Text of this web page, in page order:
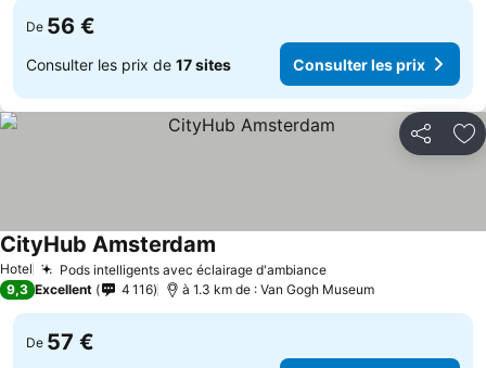
De 56 €
Consulter les prix de 17 sites Consulter les prix
Partager
Hotel Pods intelligents avec éclairage d'ambiance
CityHub Amsterdam
9,3 Excellent 4 116 à 1.3 km de : Van Gogh Museum
De 57 €